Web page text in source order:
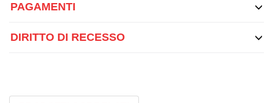
PAGAMENTI
DIRITTO DI RECESSO